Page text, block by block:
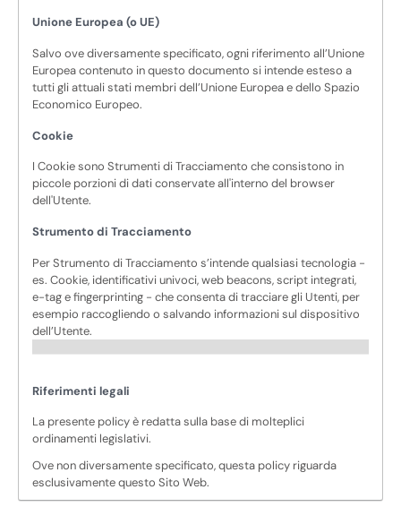
Unione Europea (o UE)
Salvo ove diversamente specificato, ogni riferimento all’Unione
Europea contenuto in questo documento si intende esteso a
tutti gli attuali stati membri dell’Unione Europea e dello Spazio
Economico Europeo.
Cookie
I Cookie sono Strumenti di Tracciamento che consistono in
piccole porzioni di dati conservate all'interno del browser
dell'Utente.
Strumento di Tracciamento
Per Strumento di Tracciamento s’intende qualsiasi tecnologia -
es. Cookie, identificativi univoci, web beacons, script integrati,
e-tag e fingerprinting - che consenta di tracciare gli Utenti, per
esempio raccogliendo o salvando informazioni sul dispositivo
dell’Utente.
Riferimenti legali
La presente policy è redatta sulla base di molteplici
ordinamenti legislativi.
Ove non diversamente specificato, questa policy riguarda
esclusivamente questo Sito Web.